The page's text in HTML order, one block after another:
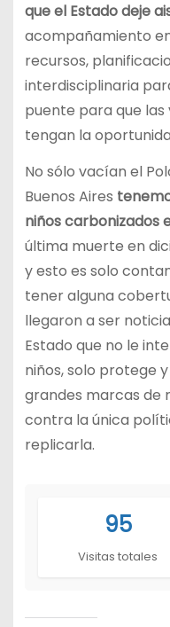
que el Estado deje
acompañamiento
recursos,
interdisciplinaria
puente para que
tengan la
No sólo vacían el
Buenos Aires
niños carbonizados
última muerte en
y esto es solo
tener alguna
llegaron a ser
Estado que no le
niños, solo protege
grandes marcas de
contra la única
replicarla.
95
Visitas totales